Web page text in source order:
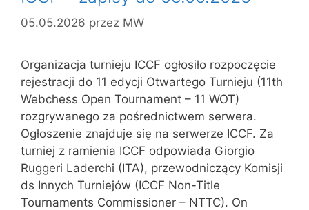
05.05.2026 przez MW
Organizacja turnieju ICCF ogłosiło rozpoczęcie
rejestracji do 11 edycji Otwartego Turnieju (11th
Webchess Open Tournament – 11 WOT)
rozgrywanego za pośrednictwem serwera.
Ogłoszenie znajduje się na serwerze ICCF. Za
turniej z ramienia ICCF odpowiada Giorgio
Ruggeri Laderchi (ITA), przewodniczący Komisji
ds Innych Turniejów (ICCF Non-Title
Tournaments Commissioner – NTTC). On